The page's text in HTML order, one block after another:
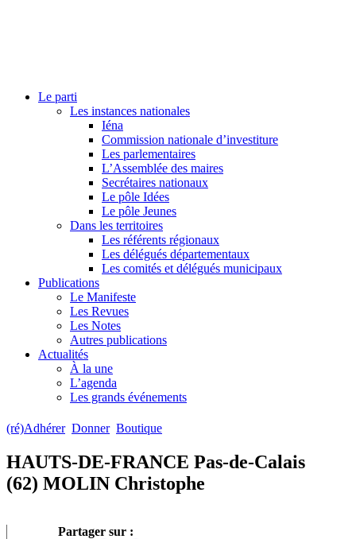
Le parti
Les instances nationales
Iéna
Commission nationale d’investiture
Les parlementaires
L’Assemblée des maires
Secrétaires nationaux
Le pôle Idées
Le pôle Jeunes
Dans les territoires
Les référents régionaux
Les délégués départementaux
Les comités et délégués municipaux
Publications
Le Manifeste
Les Revues
Les Notes
Autres publications
Actualités
À la une
L’agenda
Les grands événements
(ré)Adhérer Donner Boutique
HAUTS-DE-FRANCE Pas-de-Calais
(62) MOLIN Christophe
Partager sur :